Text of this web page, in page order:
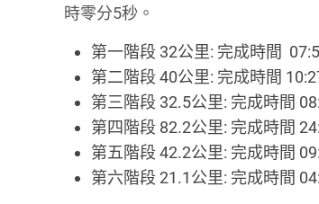
時零分5秒。
第一階段 32公里: 完成時間
第二階段 40公里: 完成時間
第三階段 32.5公里: 完成時間
第四階段 82.2公里: 完成時間
第五階段 42.2公里: 完成時間
第六階段 21.1公里: 完成時間